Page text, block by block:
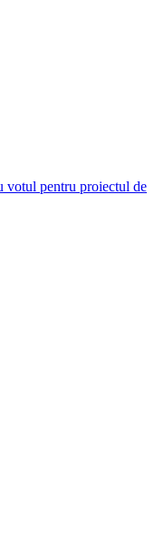
votul pentru proiectul de